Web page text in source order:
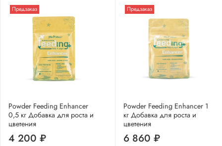
Предзаказ
Powder Feeding Enhancer
0,5 кг Добавка для роста и
цветения
4 200 ₽
Предзаказ
Powder Feeding Enhancer 1
кг Добавка для роста и
цветения
6 860 ₽